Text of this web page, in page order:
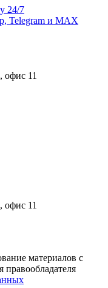
24/7
Telegram и MAX
офис 11
офис 11
материалов с
правообладателя